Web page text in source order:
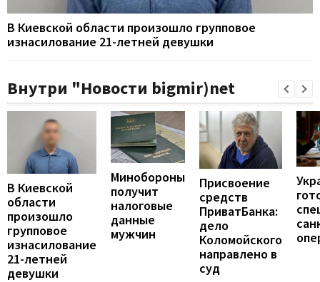
В Киевской области произошло групповое
изнасилование 21-летней девушки
Внутри "Новости bigmir)net
В Киевской
области
произошло
групповое
изнасилование
21-летней
девушки
Минобороны
получит
налоговые
данные
мужчин
Присвоение
средств
ПриватБанка:
дело
Коломойского
направлено в
суд